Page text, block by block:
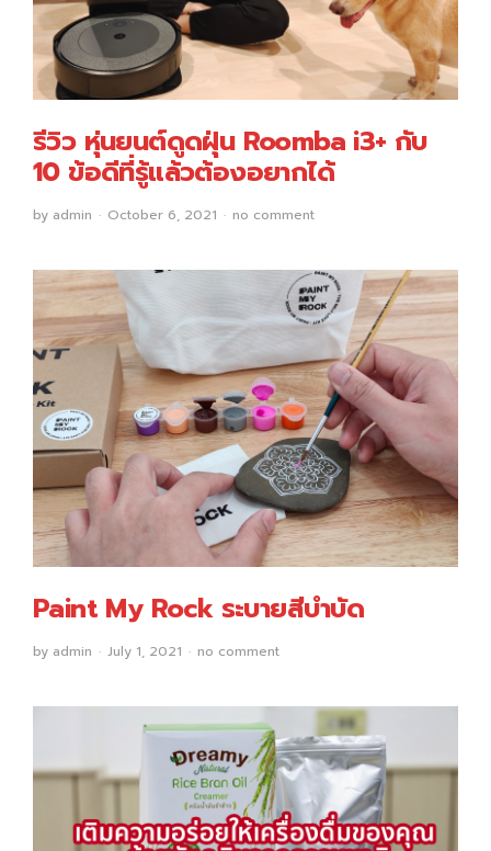
รีวิว หุ่นยนต์ดูดฝุ่น Roomba i3+ กับ
10 ข้อดีที่รู้แล้วต้องอยากได้
by admin October 6, 2021 no comment
Paint My Rock ระบายสีบำบัด
by admin July 1, 2021 no comment